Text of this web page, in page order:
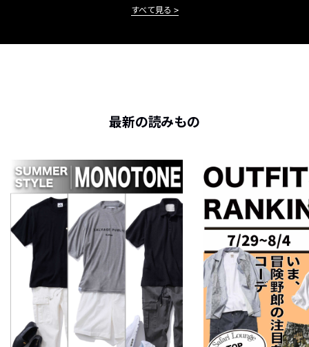
すべて見る
最新の読みもの